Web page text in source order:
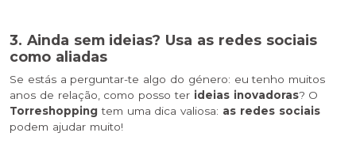
3. Ainda sem ideias? Usa as redes sociais
como aliadas
Se estás a perguntar-te algo do género: eu tenho muitos
anos de relação, como posso ter ideias inovadoras? O
Torreshopping tem uma dica valiosa: as redes sociais
podem ajudar muito!